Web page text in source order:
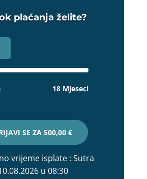
plaćanja želite?
18 Mjeseci
SE ZA 500,00 €
vrijeme isplate : Sutra
u 08:30